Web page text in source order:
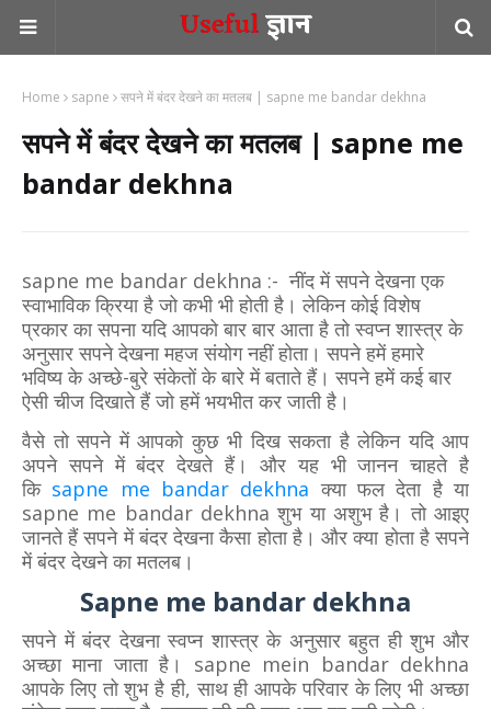
Home sapne सपने में बंदर देखने का मतलब | sapne me bandar dekhna
सपने में बंदर देखने का मतलब | sapne me
bandar dekhna
sapne me bandar dekhna :- नींद में सपने देखना एक
स्वाभाविक क्रिया है जो कभी भी होती है। लेकिन कोई विशेष
प्रकार का सपना यदि आपको बार बार आता है तो स्वप्न शास्त्र के
अनुसार सपने देखना महज संयोग नहीं होता। सपने हमें हमारे
भविष्य के अच्छे-बुरे संकेतों के बारे में बताते हैं। सपने हमें कई बार
ऐसी चीज दिखाते हैं जो हमें भयभीत कर जाती है।
वैसे तो सपने में आपको कुछ भी दिख सकता है लेकिन यदि आप
अपने सपने में बंदर देखते हैं। और यह भी जानन चाहते है
कि sapne me bandar dekhnaक्या फल देता है या
sapne me bandar dekhna शुभ या अशुभ है। तो आइए
जानते हैं सपने में बंदर देखना कैसा होता है। और क्या होता है सपने
में बंदर देखने का मतलब।
Sapne me bandar dekhna
सपने में बंदर देखना स्वप्न शास्त्र के अनुसार बहुत ही शुभ और
अच्छा माना जाता है। sapne mein bandar dekhna
आपके लिए तो शुभ है ही, साथ ही आपके परिवार के लिए भी अच्छा